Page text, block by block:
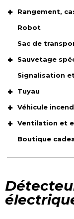
Rangement,
Robot
Sac de
Sauvetage
Signalisation
Tuyau
Véhicule
Ventilation et
Boutique